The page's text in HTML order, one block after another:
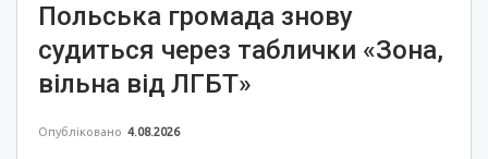
Польська громада знову
судиться через таблички «Зона,
вільна від ЛГБТ»
Опубліковано 4.08.2026